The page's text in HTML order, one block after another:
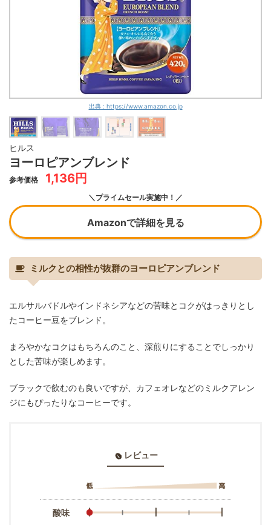
出典 : https://www.amazon.co.jp
ヒルス
ヨーロピアンブレンド
参考価格 1,136円
＼プライムセール実施中！／
Amazonで詳細を見る
ミルクとの相性が抜群のヨーロピアンブレンド
エルサルバドルやインドネシアなどの苦味とコクがはっきりとし
たコーヒー豆をブレンド。
まろやかなコクはもちろんのこと、深煎りにすることでしっかり
とした苦味が楽しめます。
ブラックで飲むのも良いですが、カフェオレなどのミルクアレン
ジにもぴったりなコーヒーです。
レビュー
酸味